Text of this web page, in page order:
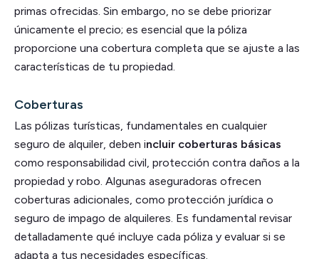
primas ofrecidas. Sin embargo, no se debe priorizar
únicamente el precio; es esencial que la póliza
proporcione una cobertura completa que se ajuste a las
características de tu propiedad.
Coberturas
Las pólizas turísticas, fundamentales en cualquier
seguro de alquiler, deben incluir coberturas básicas
como responsabilidad civil, protección contra daños a la
propiedad y robo. Algunas aseguradoras ofrecen
coberturas adicionales, como protección jurídica o
seguro de impago de alquileres. Es fundamental revisar
detalladamente qué incluye cada póliza y evaluar si se
adapta a tus necesidades específicas.